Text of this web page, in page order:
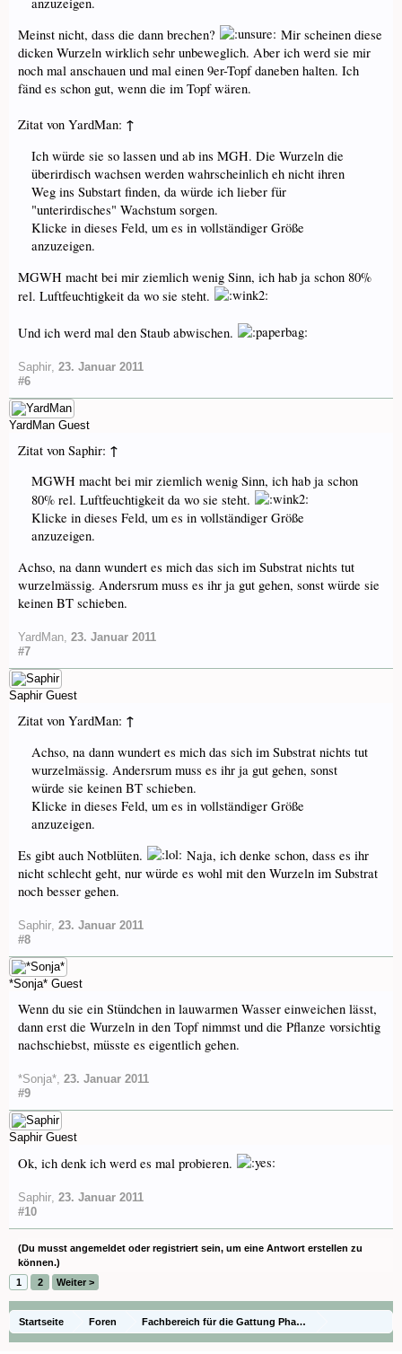
Meinst nicht, dass die dann brechen?
Mir scheinen diese
dicken Wurzeln wirklich sehr unbeweglich. Aber ich werd sie mir
noch mal anschauen und mal einen 9er-Topf daneben halten. Ich
fänd es schon gut, wenn die im Topf wären.
Zitat von YardMan: ↑
Ich würde sie so lassen und ab ins MGH. Die Wurzeln die
überirdisch wachsen werden wahrscheinlich eh nicht ihren
Weg ins Substart finden, da würde ich lieber für
"unterirdisches" Wachstum sorgen.
Klicke in dieses Feld, um es in vollständiger Größe
anzuzeigen.
MGWH macht bei mir ziemlich wenig Sinn, ich hab ja schon 80%
rel. Luftfeuchtigkeit da wo sie steht.
Und ich werd mal den Staub abwischen.
Saphir 23. Januar 2011
#6
YardMan Guest
Zitat von Saphir: ↑
MGWH macht bei mir ziemlich wenig Sinn, ich hab ja schon
80% rel. Luftfeuchtigkeit da wo sie steht.
Klicke in dieses Feld, um es in vollständiger Größe
anzuzeigen.
Achso, na dann wundert es mich das sich im Substrat nichts tut
wurzelmässig. Andersrum muss es ihr ja gut gehen, sonst würde sie
keinen BT schieben.
YardMan 23. Januar 2011
#7
Saphir Guest
Zitat von YardMan: ↑
Achso, na dann wundert es mich das sich im Substrat nichts tut
wurzelmässig. Andersrum muss es ihr ja gut gehen, sonst
würde sie keinen BT schieben.
Klicke in dieses Feld, um es in vollständiger Größe
anzuzeigen.
Es gibt auch Notblüten.
Naja, ich denke schon, dass es ihr
nicht schlecht geht, nur würde es wohl mit den Wurzeln im Substrat
noch besser gehen.
Saphir, 23. Januar 2011
#8
*Sonja* Guest
Wenn du sie ein Stündchen in lauwarmen Wasser einweichen lässt,
dann erst die Wurzeln in den Topf nimmst und die Pflanze vorsichtig
nachschiebst, müsste es eigentlich gehen.
*Sonja*, 23. Januar 2011
#9
Saphir Guest
Ok, ich denk ich werd es mal probieren.
Saphir, 23. Januar 2011
#10
(Du musst angemeldet oder registriert sein, um eine Antwort erstellen zu
können.)
1
2 Weiter >
Startseite Foren
Fachbereich für die Gattung Phalaenopsis - Species
Naturformen und spezielle Hybriden
Kulturberichte